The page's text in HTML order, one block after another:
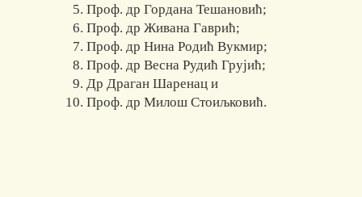
Проф. др Гордана Тешановић;
Проф. др Живана Гаврић;
Проф. др Нина Родић Вукмир;
Проф. др Весна Рудић Грујић;
Др Драган Шаренац и
Проф. др Милош Стоиљковић.